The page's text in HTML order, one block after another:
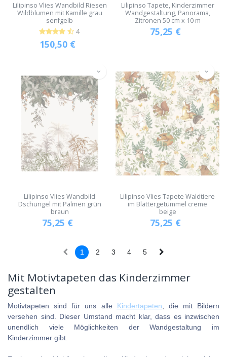
Lilipinso Vlies Wandbild Riesen
Wildblumen mit Kamille grau
senfgelb
4
150,50 €
Lilipinso Tapete, Kinderzimmer
Wandgestaltung, Panorama,
Zitronen 50 cm x 10 m
75,25 €
Lilipinso Vlies Wandbild
Dschungel mit Palmen grün
braun
75,25 €
Lilipinso Vlies Tapete Waldtiere
im Blättergetümmel creme
beige
75,25 €
1 2 3 4 5
Mit Motivtapeten das Kinderzimmer
gestalten
Motivtapeten sind für uns alle Kindertapeten, die mit Bildern
versehen sind. Dieser Umstand macht klar, dass es inzwischen
unendlich viele Möglichkeiten der Wandgestaltung im
Kinderzimmer gibt.